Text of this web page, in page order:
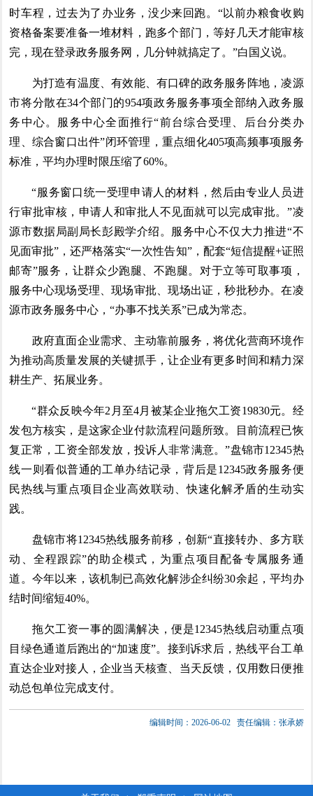
时车程，过去为了办业务，没少来回跑。“以前办粮食收购
资格备案要准备一堆材料，跑多个部门，等好几天才能审核
完，现在登录政务服务网，几分钟就搞定了。”白国义说。
为打造有温度、有效能、有口碑的政务服务阵地，凌源
市将分散在34个部门的954项政务服务事项全部纳入政务服
务中心。服务中心全面推行“前台综合受理、后台分类办
理、综合窗口出件”闭环管理，重点细化405项高频事项服务
标准，平均办理时限压缩了60%。
“服务窗口统一受理申请人的材料，然后由专业人员进
行审批审核，申请人和审批人不见面就可以完成审批。”凌
源市数据局副局长彭殿学介绍。服务中心不仅大力推进“不
见面审批”，还严格落实“一次性告知”，配套“短信提醒+证照
邮寄”服务，让群众少跑腿、不跑腿。对于立等可取事项，
服务中心现场受理、现场审批、现场出证，秒批秒办。在凌
源市政务服务中心，“办事不找关系”已成为常态。
政府直面企业需求、主动靠前服务，将优化营商环境作
为推动高质量发展的关键抓手，让企业有更多时间和精力深
耕生产、拓展业务。
“群众反映今年2月至4月被某企业拖欠工资19830元。经
发包方核实，是这家企业付款流程问题所致。目前流程已恢
复正常，工资全部发放，投诉人非常满意。”盘锦市12345热
线一则看似普通的工单办结记录，背后是12345政务服务便
民热线与重点项目企业高效联动、快速化解矛盾的生动实
践。
盘锦市将12345热线服务前移，创新“直接转办、多方联
动、全程跟踪”的助企模式，为重点项目配备专属服务通
道。今年以来，该机制已高效化解涉企纠纷30余起，平均办
结时间缩短40%。
拖欠工资一事的圆满解决，便是12345热线启动重点项
目绿色通道后跑出的“加速度”。接到诉求后，热线平台工单
直达企业对接人，企业当天核查、当天反馈，仅用数日便推
动总包单位完成支付。
编辑时间：2026-06-02 责任编辑：张承娇